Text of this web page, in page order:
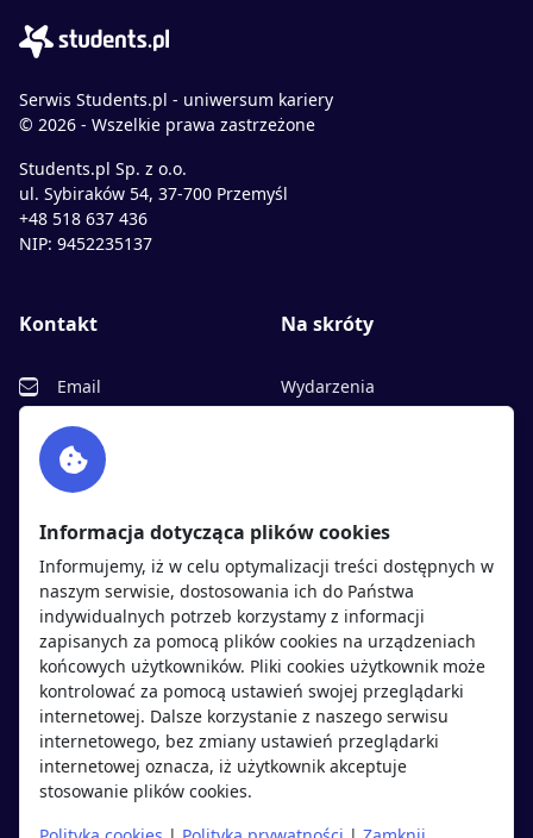
Serwis Students.pl - uniwersum kariery
© 2026 - Wszelkie prawa zastrzeżone
Students.pl Sp. z o.o.
ul. Sybiraków 54, 37-700 Przemyśl
+48 518 637 436
NIP: 9452235137
Kontakt
Email
Facebook
Twitter
Na skróty
Wydarzenia
Polityka cookies
Polityka prywatności
Kandydaci
Regulamin kandydata
Oferty pracy
Pracodawcy
Opinie o pracodawcach
Pracodawcy
Regulamin pracodawcy
Dodaj ogłoszenie
Informacja dotycząca plików cookies
Informujemy, iż w celu optymalizacji treści dostępnych w
naszym serwisie, dostosowania ich do Państwa
indywidualnych potrzeb korzystamy z informacji
zapisanych za pomocą plików cookies na urządzeniach
końcowych użytkowników. Pliki cookies użytkownik może
kontrolować za pomocą ustawień swojej przeglądarki
internetowej. Dalsze korzystanie z naszego serwisu
internetowego, bez zmiany ustawień przeglądarki
internetowej oznacza, iż użytkownik akceptuje
stosowanie plików cookies.